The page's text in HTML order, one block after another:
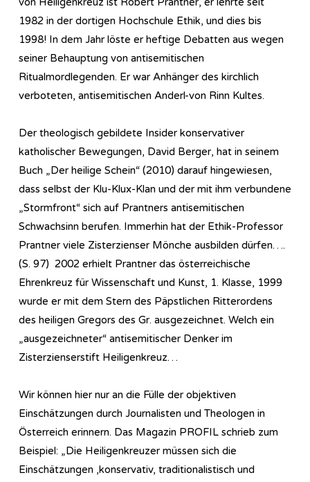
1982 in der dortigen Hochschule Ethik, und dies bis
1998! In dem Jahr löste er heftige Debatten aus wegen
seiner Behauptung von antisemitischen
Ritualmordlegenden. Er war Anhänger des kirchlich
verboteten, antisemitischen Anderl-von Rinn Kultes.
Der theologisch gebildete Insider konservativer
katholischer Bewegungen, David Berger, hat in seinem
Buch „Der heilige Schein“ (2010) darauf hingewiesen,
dass selbst der Klu-Klux-Klan und der mit ihm verbundene
„Stormfront“ sich auf Prantners antisemitischen
Schwachsinn berufen. Immerhin hat der Ethik-Professor
Prantner viele Zisterzienser Mönche ausbilden dürfen….
(S. 97) 2002 erhielt Prantner das österreichische
Ehrenkreuz für Wissenschaft und Kunst, 1. Klasse, 1999
wurde er mit dem Stern des Päpstlichen Ritterordens
des heiligen Gregors des Gr. ausgezeichnet. Welch ein
„ausgezeichneter“ antisemitischer Denker im
Zisterzienserstift Heiligenkreuz…
Wir können hier nur an die Fülle der objektiven
Einschätzungen durch Journalisten und Theologen in
Österreich erinnern. Das Magazin PROFIL schrieb zum
Beispiel: „Die Heiligenkreuzer müssen sich die
Einschätzungen ,konservativ, traditionalistisch und